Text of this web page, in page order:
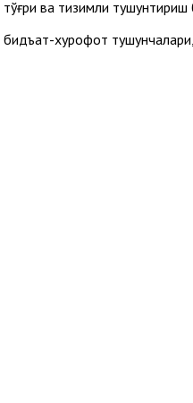
тўғри ва тизимли
хурофот